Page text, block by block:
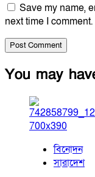
Save my name,
next time I comment.
You may
বিনোদন
সারাদেশ